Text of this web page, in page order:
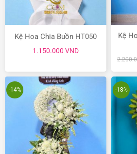
Kệ Hoa Chia Buồn HT050
1.150.000 VND
Kệ
-14% -18%